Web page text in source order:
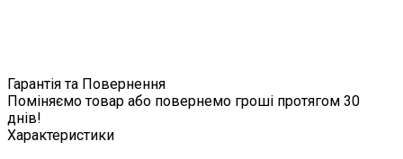
Гарантія та Повернення
Поміняємо товар або повернемо гроші протягом 30
днів!
Характеристики